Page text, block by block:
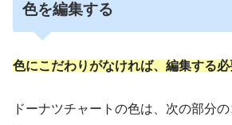
色を編集する
色にこだわりがなければ、編集する必
ドーナツチャートの色は、次の部分